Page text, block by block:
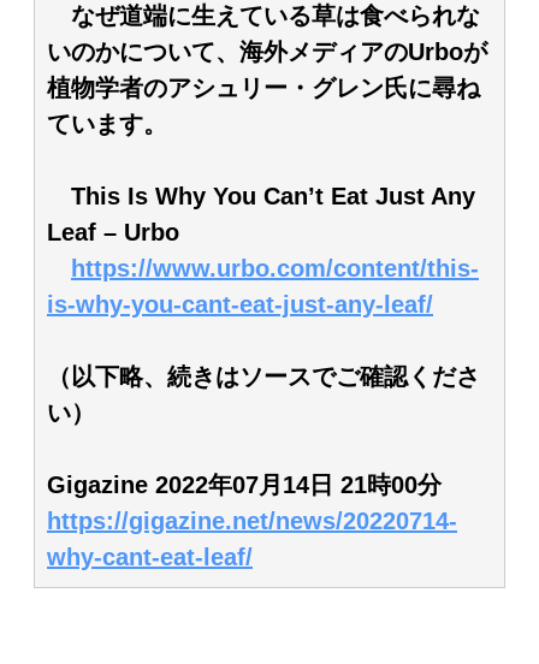
なぜ道端に生えている草は食べられな
いのかについて、海外メディアのUrboが
植物学者のアシュリー・グレン氏に尋ね
ています。
This Is Why You Can’t Eat Just Any
Leaf – Urbo
https://www.urbo.com/content/this-
is-why-you-cant-eat-just-any-leaf/
（以下略、続きはソースでご確認くださ
い）
Gigazine 2022年07月14日 21時00分
https://gigazine.net/news/20220714-
why-cant-eat-leaf/